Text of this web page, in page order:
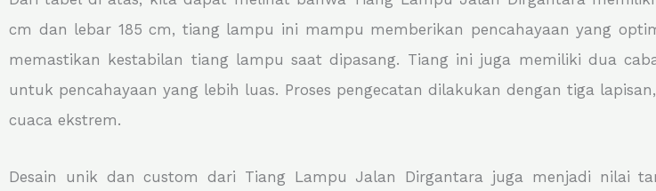
cm dan lebar 185 cm, tiang lampu ini mampu memberikan pencahayaan yang
memastikan kestabilan tiang lampu saat dipasang. Tiang ini juga memiliki dua
untuk pencahayaan yang lebih luas. Proses pengecatan dilakukan dengan tiga
cuaca ekstrem.
Desain unik dan custom dari Tiang Lampu Jalan Dirgantara juga menjadi nilai